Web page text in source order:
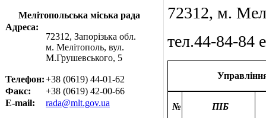
Мелітопольська міська рада
Адреса:
72312, Запорізька обл.
м. Мелітополь, вул.
М.Грушевського, 5
Телефон:+38 (0619) 44-01-62
Факс:
+38 (0619) 42-00-66
E-mail:
rada@mlt.gov.ua
72312, м.
тел.44-84-84 e
№ ПІБ